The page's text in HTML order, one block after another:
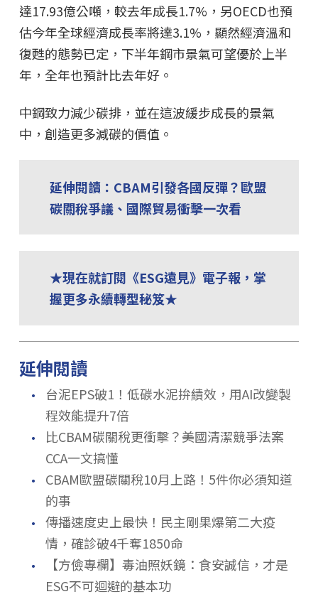
達17.93億公噸，較去年成長1.7%，另OECD也預
估今年全球經濟成長率將達3.1%，顯然經濟溫和
復甦的態勢已定，下半年鋼市景氣可望優於上半
年，全年也預計比去年好。
中鋼致力減少碳排，並在這波緩步成長的景氣
中，創造更多減碳的價值。
延伸閱讀：CBAM引發各國反彈？歐盟
碳關稅爭議、國際貿易衝擊一次看
★現在就訂閱《ESG遠見》電子報，掌
握更多永續轉型秘笈★
延伸閱讀
．
台泥EPS破1！低碳水泥拚績效，用AI改變製
程效能提升7倍
．
比CBAM碳關稅更衝擊？美國清潔競爭法案
CCA一文搞懂
．
CBAM歐盟碳關稅10月上路！5件你必須知道
的事
． 傳播速度史上最快！民主剛果爆第二大疫
情，確診破4千奪1850命
．
【方儉專欄】毒油照妖鏡：食安誠信，才是
ESG不可迴避的基本功